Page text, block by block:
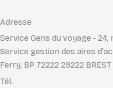
Adresse
Service Gens du voyage - 24,
Service gestion des aires
Ferry, BP 72222 29222
Tél.